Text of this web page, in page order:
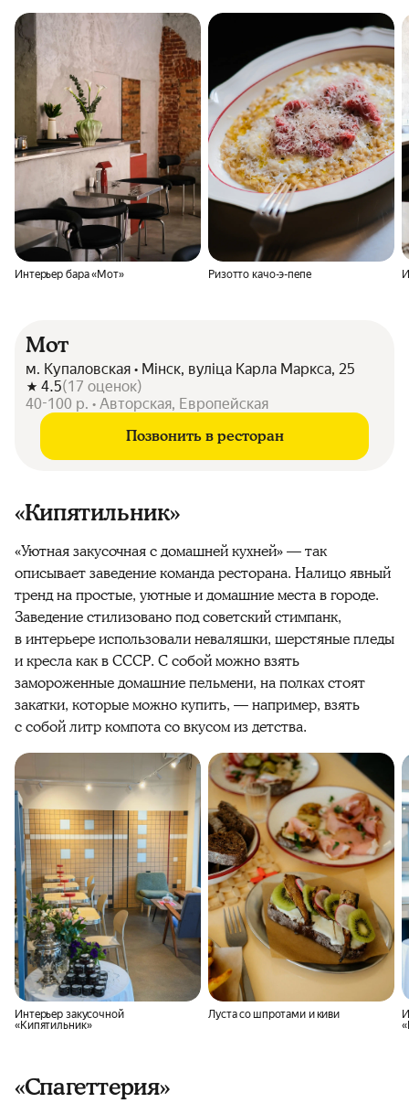
Интерьер бара «Мот» Ризотто качо-э-пепе
Мот
м. Купаловская • Мінск, вуліца Карла Маркса, 25
4.5(17 оценок)
40-100 р. • Авторская, Европейская
Позвонить в ресторан
«Кипятильник»
«Уютная закусочная с домашней кухней» — так
описывает заведение команда ресторана. Налицо явный
тренд на простые, уютные и домашние места в городе.
Заведение стилизовано под советский стимпанк,
в интерьере использовали неваляшки, шерстяные пледы
и кресла как в СССР. С собой можно взять
замороженные домашние пельмени, на полках стоят
закатки, которые можно купить, — например, взять
с собой литр компота со вкусом из детства.
Интерьер закусочной
«Кипятильник»
Луста со шпротами и киви
«Спагеттерия»